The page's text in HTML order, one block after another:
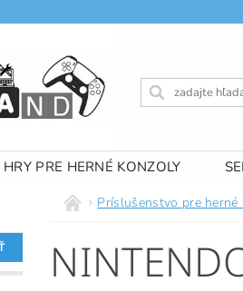
HRY PRE HERNÉ KONZOLY
OBCHODNÉ PODMIENKY
Príslušenstvo pre herné